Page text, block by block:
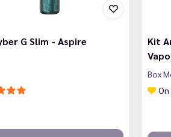
G Slim - Aspire
Kit
Box